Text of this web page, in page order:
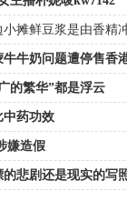
摊鲜豆浆是由香精
牛奶问题遭停售香
的繁华”都是浮云
药功效
嫌造假
悲剧还是现实的写